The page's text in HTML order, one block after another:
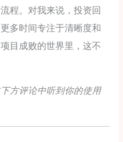
程。对我来说，投资回
多时间专注于清晰度和
目成败的世界里，这不
方评论中听到你的使用